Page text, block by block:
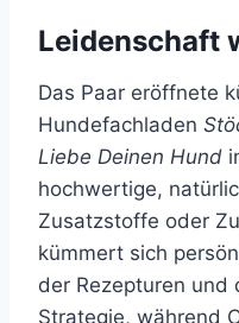
Leidenschaft
Das Paar eröffnete
Hundefachladen
Liebe Deinen Hund
hochwertige,
Zusatzstoffe oder
kümmert sich
der Rezepturen und
Strategie, während